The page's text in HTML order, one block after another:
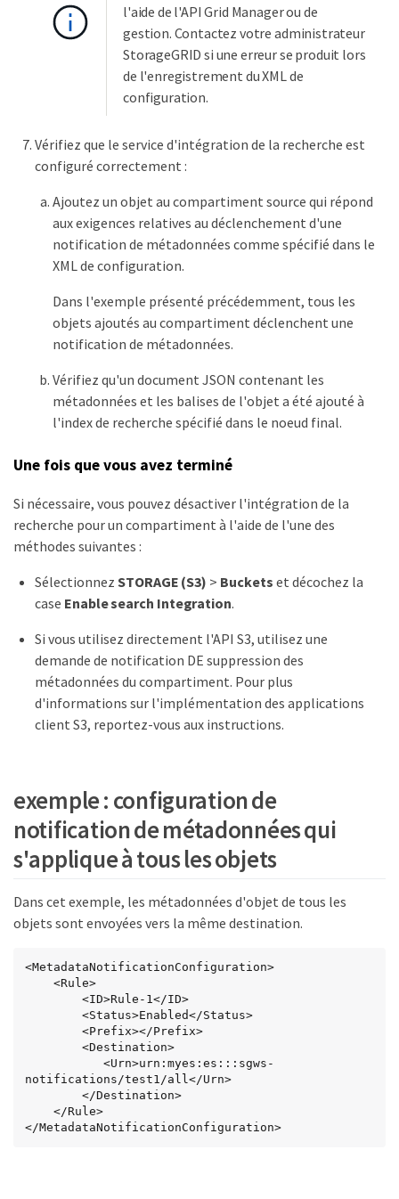
l'aide de l'API Grid Manager ou de
gestion. Contactez votre administrateur
StorageGRID si une erreur se produit lors
de l'enregistrement du XML de
configuration.
Vérifiez que le service d'intégration de la recherche est
configuré correctement :
Ajoutez un objet au compartiment source qui répond
aux exigences relatives au déclenchement d'une
notification de métadonnées comme spécifié dans le
XML de configuration.
Dans l'exemple présenté précédemment, tous les
objets ajoutés au compartiment déclenchent une
notification de métadonnées.
Vérifiez qu'un document JSON contenant les
métadonnées et les balises de l'objet a été ajouté à
l'index de recherche spécifié dans le noeud final.
Une fois que vous avez terminé
Si nécessaire, vous pouvez désactiver l'intégration de la
recherche pour un compartiment à l'aide de l'une des
méthodes suivantes :
Sélectionnez STORAGE (S3) > Buckets et décochez la
case Enable search Integration.
Si vous utilisez directement l'API S3, utilisez une
demande de notification DE suppression des
métadonnées du compartiment. Pour plus
d'informations sur l'implémentation des applications
client S3, reportez-vous aux instructions.
exemple : configuration de
notification de métadonnées qui
s'applique à tous les objets
Dans cet exemple, les métadonnées d'objet de tous les
objets sont envoyées vers la même destination.
<MetadataNotificationConfiguration>
notifications/test1/all</Urn>
</MetadataNotificationConfiguration>